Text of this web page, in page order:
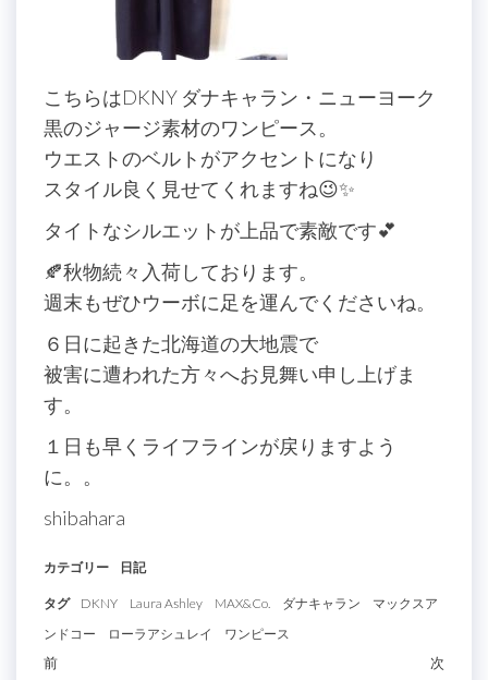
こちらはDKNY ダナキャラン・ニューヨーク
黒のジャージ素材のワンピース。
ウエストのベルトがアクセントになり
スタイル良く見せてくれますね😉✨
タイトなシルエットが上品で素敵です💕
🍂秋物続々入荷しております。
週末もぜひウーボに足を運んでくださいね。
６日に起きた北海道の大地震で
被害に遭われた方々へお見舞い申し上げま
す。
１日も早くライフラインが戻りますよう
に。。
shibahara
カテゴリー 日記
タグ DKNY Laura Ashley MAX&Co. ダナキャラン
マックスア
ンドコー
ローラアシュレイ ワンピース
投
過
前 次
次